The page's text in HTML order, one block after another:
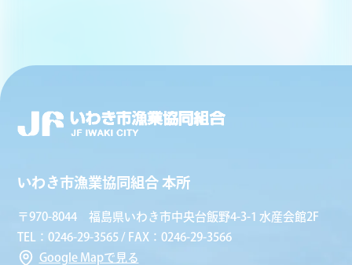
いわき市漁業協同組合 本所
〒970-8044 福島県いわき市中央台飯野4-3-1 水産会館2F
TEL：0246-29-3565 / FAX：0246-29-3566
Google Mapで見る